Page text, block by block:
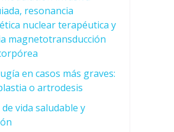
resonancia
nuclear terapéutica y
magnetotransducción
en casos más graves:
o artrodesis
vida saludable y